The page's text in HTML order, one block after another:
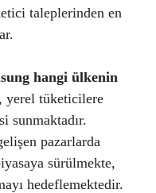
taleplerinden en
hangi ülkenin
yerel tüketicilere
sunmaktadır.
pazarlarda
sürülmekte,
hedeflemektedir.